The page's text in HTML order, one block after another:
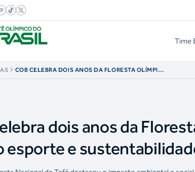
Time
COB CELEBRA DOIS ANOS DA FLORESTA OLÍMPICA
dois anos da
esporte e